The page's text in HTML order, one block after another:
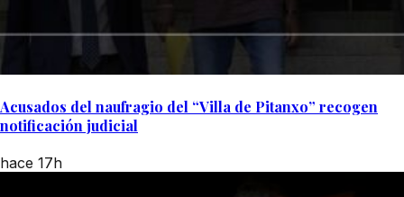
Acusados del naufragio del “Villa de Pitanxo” recogen
notificación judicial
hace 17h